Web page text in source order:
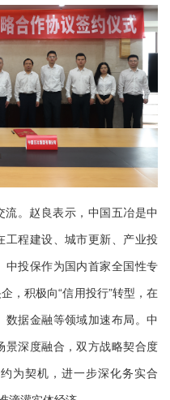
。赵良表示，中国五冶是中
工程建设、城市更新、产业投
中投保作为国内首家全国性专
，积极向“信用投行”转型，在
据金融等领域加速布局。中
景深度融合，双方战略契合度
为契机，进一步深化务实合